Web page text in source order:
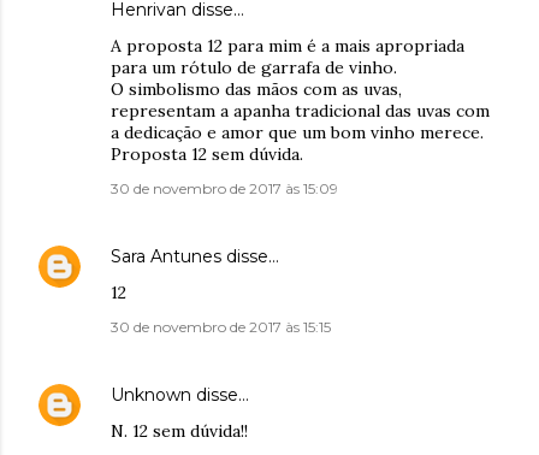
Henrivan disse…
A proposta 12 para mim é a mais apropriada
para um rótulo de garrafa de vinho.
O simbolismo das mãos com as uvas,
representam a apanha tradicional das uvas com
a dedicação e amor que um bom vinho merece.
Proposta 12 sem dúvida.
30 de novembro de 2017 às 15:09
Sara Antunes disse…
12
30 de novembro de 2017 às 15:15
Unknown disse…
N. 12 sem dúvida!!